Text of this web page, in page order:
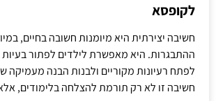
לקופסא
חשיבה יצירתית היא מיומנות חשובה בחיים,
ההתבגרות. היא מאפשרת לילדים לפתור בעיות
לפתח רעיונות מקוריים ולבנות הבנה מעמיקה
חשיבה זו לא רק תורמת להצלחה בלימודים,